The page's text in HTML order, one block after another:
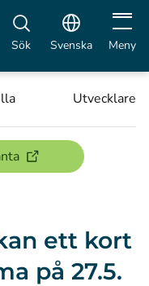
Sök Svenska Öppna
Meny
Utvecklare
(öppnas i ett nytt
ett kort
på 27.5.